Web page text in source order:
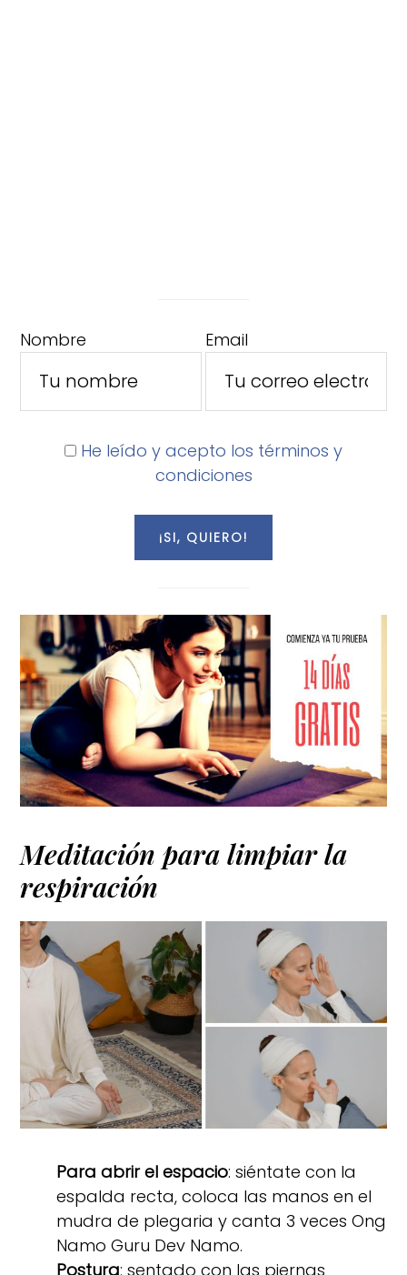
Nombre Email
He leído y acepto los términos y
condiciones
Meditación para limpiar la
respiración
Para abrir el espacio: siéntate con la
espalda recta, coloca las manos en el
mudra de plegaria y canta 3 veces Ong
Namo Guru Dev Namo.
Postura: sentado con las piernas